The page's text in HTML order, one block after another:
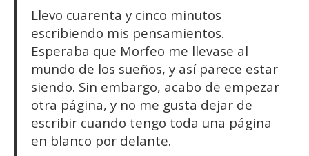
Llevo cuarenta y cinco minutos
escribiendo mis pensamientos.
Esperaba que Morfeo me llevase al
mundo de los sueños, y así parece estar
siendo. Sin embargo, acabo de empezar
otra página, y no me gusta dejar de
escribir cuando tengo toda una página
en blanco por delante.